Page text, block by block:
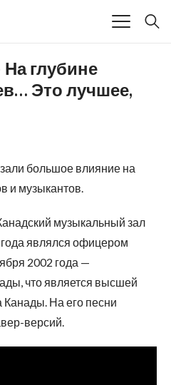
глубине
Это лучшее,
большое влияние на
и музыкантов.
музыкальный зал
являлся офицером
2002 года —
что является высшей
Канады. На его песни
версий.